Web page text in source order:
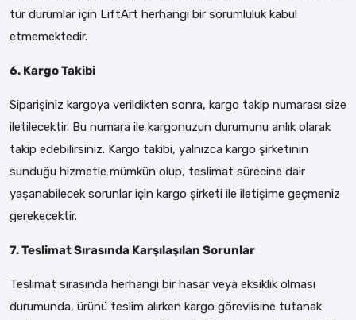
tür durumlar için LiftArt herhangi bir sorumluluk kabul
etmemektedir.
6. Kargo Takibi
Siparişiniz kargoya verildikten sonra, kargo takip numarası size
iletilecektir. Bu numara ile kargonuzun durumunu anlık olarak
takip edebilirsiniz. Kargo takibi, yalnızca kargo şirketinin
sunduğu hizmetle mümkün olup, teslimat sürecine dair
yaşanabilecek sorunlar için kargo şirketi ile iletişime geçmeniz
gerekecektir.
7. Teslimat Sırasında Karşılaşılan Sorunlar
Teslimat sırasında herhangi bir hasar veya eksiklik olması
durumunda, ürünü teslim alırken kargo görevlisine tutanak